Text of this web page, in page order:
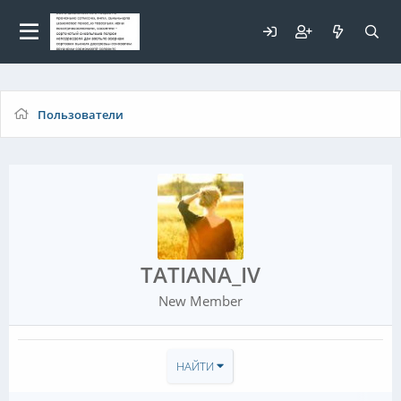
Пользователи
TATIANA_IV
New Member
НАЙТИ
Для любых предложений по
сайту: elaizik@cp9.ru